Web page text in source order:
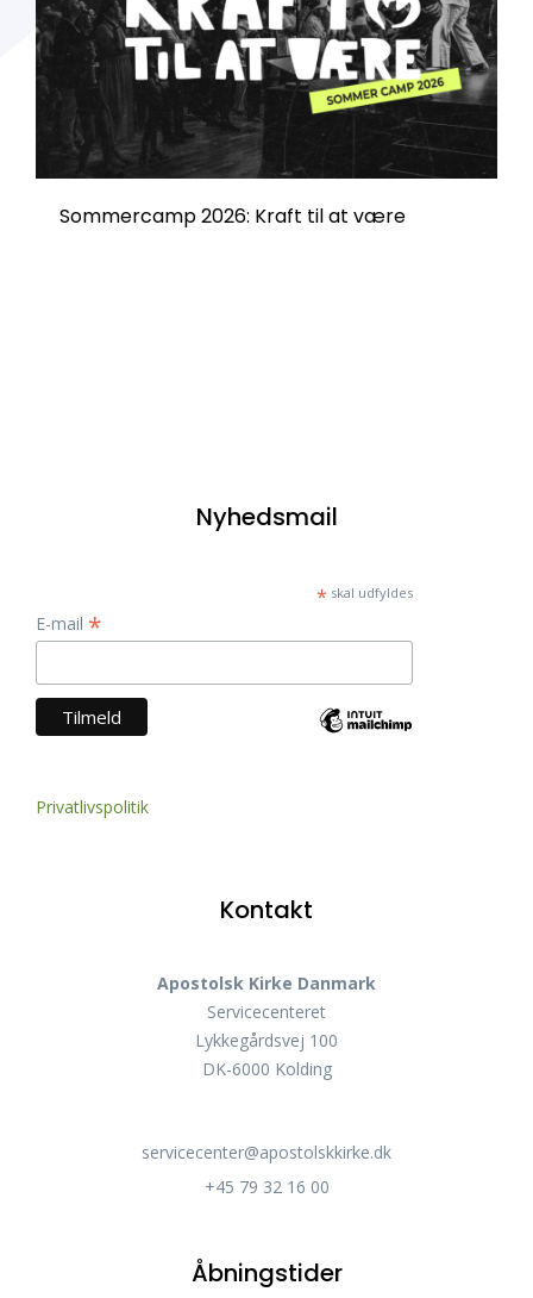
Sommercamp 2026: Kraft til at være
Nyhedsmail
*skal udfyldes
E-mail *
Privatlivspolitik
Kontakt
Apostolsk Kirke Danmark
Servicecenteret
Lykkegårdsvej 100
DK-6000 Kolding
servicecenter@apostolskkirke.dk
+45 79 32 16 00
Åbningstider